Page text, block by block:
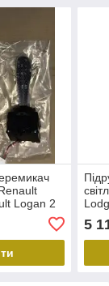
Logan 2
логан
5